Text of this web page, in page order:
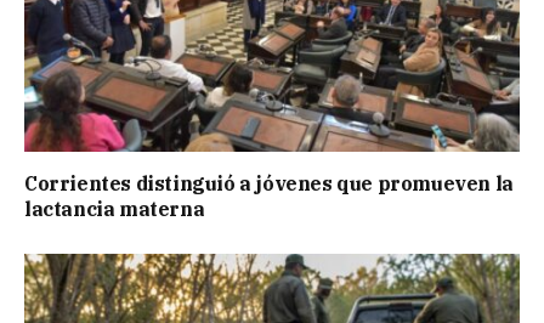
Corrientes distinguió a jóvenes que promueven la
lactancia materna